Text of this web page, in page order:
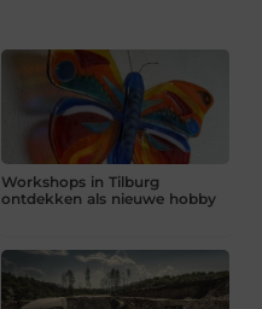
Workshops in Tilburg
ontdekken als nieuwe hobby